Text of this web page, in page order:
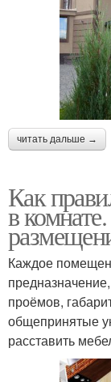
читать дальше →
Как
в
Каждое
проёмов,
общепринятые
расставить